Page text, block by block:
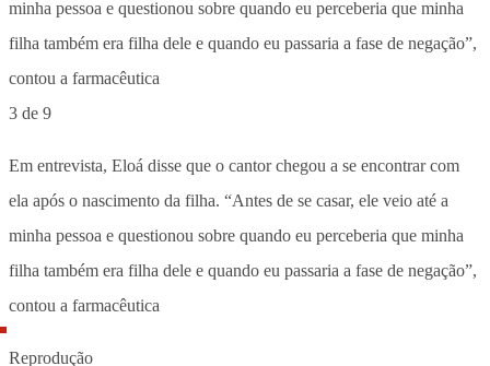
3 de 9
Em entrevista, Eloá disse que o cantor chegou a se encontrar com
ela após o nascimento da filha. “Antes de se casar, ele veio até a
minha pessoa e questionou sobre quando eu perceberia que minha
filha também era filha dele e quando eu passaria a fase de negação”,
contou a farmacêutica
Reprodução